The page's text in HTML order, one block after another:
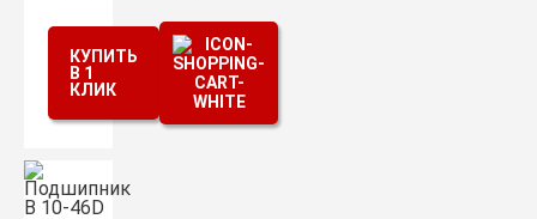
КУПИТЬ
В 1
КЛИК